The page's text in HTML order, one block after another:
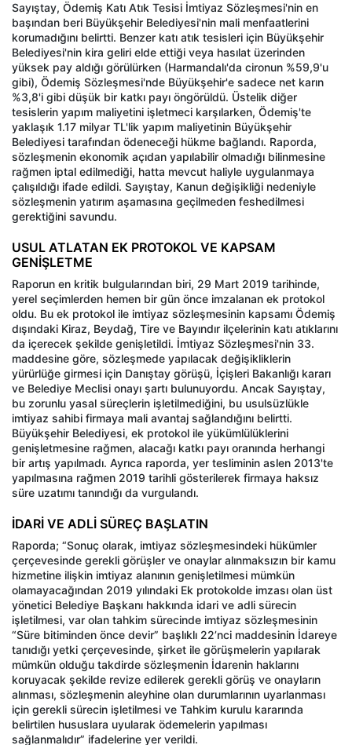
Sayıştay, Ödemiş Katı Atık Tesisi İmtiyaz Sözleşmesi'nin en
başından beri Büyükşehir Belediyesi'nin mali menfaatlerini
korumadığını belirtti. Benzer katı atık tesisleri için Büyükşehir
Belediyesi'nin kira geliri elde ettiği veya hasılat üzerinden
yüksek pay aldığı görülürken (Harmandalı'da cironun %59,9'u
gibi), Ödemiş Sözleşmesi'nde Büyükşehir'e sadece net karın
%3,8'i gibi düşük bir katkı payı öngörüldü. Üstelik diğer
tesislerin yapım maliyetini işletmeci karşılarken, Ödemiş'te
yaklaşık 1.17 milyar TL'lik yapım maliyetinin Büyükşehir
Belediyesi tarafından ödeneceği hükme bağlandı. Raporda,
sözleşmenin ekonomik açıdan yapılabilir olmadığı bilinmesine
rağmen iptal edilmediği, hatta mevcut haliyle uygulanmaya
çalışıldığı ifade edildi. Sayıştay, Kanun değişikliği nedeniyle
sözleşmenin yatırım aşamasına geçilmeden feshedilmesi
gerektiğini savundu.
USUL ATLATAN EK PROTOKOL VE KAPSAM
GENİŞLETME
Raporun en kritik bulgularından biri, 29 Mart 2019 tarihinde,
yerel seçimlerden hemen bir gün önce imzalanan ek protokol
oldu. Bu ek protokol ile imtiyaz sözleşmesinin kapsamı Ödemiş
dışındaki Kiraz, Beydağ, Tire ve Bayındır ilçelerinin katı atıklarını
da içerecek şekilde genişletildi. İmtiyaz Sözleşmesi'nin 33.
maddesine göre, sözleşmede yapılacak değişikliklerin
yürürlüğe girmesi için Danıştay görüşü, İçişleri Bakanlığı kararı
ve Belediye Meclisi onayı şartı bulunuyordu. Ancak Sayıştay,
bu zorunlu yasal süreçlerin işletilmediğini, bu usulsüzlükle
imtiyaz sahibi firmaya mali avantaj sağlandığını belirtti.
Büyükşehir Belediyesi, ek protokol ile yükümlülüklerini
genişletmesine rağmen, alacağı katkı payı oranında herhangi
bir artış yapılmadı. Ayrıca raporda, yer tesliminin aslen 2013'te
yapılmasına rağmen 2019 tarihli gösterilerek firmaya haksız
süre uzatımı tanındığı da vurgulandı.
İDARİ VE ADLİ SÜREÇ BAŞLATIN
Raporda; “Sonuç olarak, imtiyaz sözleşmesindeki hükümler
çerçevesinde gerekli görüşler ve onaylar alınmaksızın bir kamu
hizmetine ilişkin imtiyaz alanının genişletilmesi mümkün
olamayacağından 2019 yılındaki Ek protokolde imzası olan üst
yönetici Belediye Başkanı hakkında idari ve adli sürecin
işletilmesi, var olan tahkim sürecinde imtiyaz sözleşmesinin
“Süre bitiminden önce devir” başlıklı 22’nci maddesinin İdareye
tanıdığı yetki çerçevesinde, şirket ile görüşmelerin yapılarak
mümkün olduğu takdirde sözleşmenin İdarenin haklarını
koruyacak şekilde revize edilerek gerekli görüş ve onayların
alınması, sözleşmenin aleyhine olan durumlarının uyarlanması
için gerekli sürecin işletilmesi ve Tahkim kurulu kararında
belirtilen hususlara uyularak ödemelerin yapılması
sağlanmalıdır” ifadelerine yer verildi.